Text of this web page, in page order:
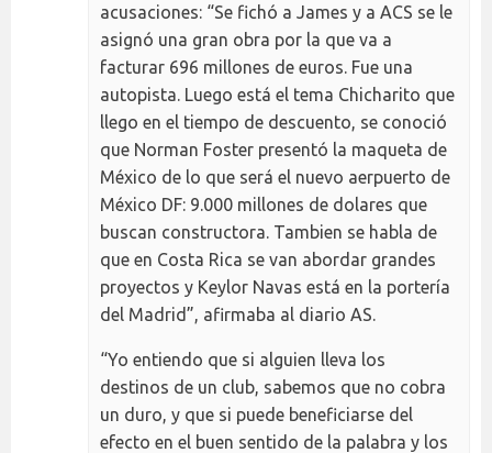
acusaciones: “Se fichó a James y a ACS se le
asignó una gran obra por la que va a
facturar 696 millones de euros. Fue una
autopista. Luego está el tema Chicharito que
llego en el tiempo de descuento, se conoció
que Norman Foster presentó la maqueta de
México de lo que será el nuevo aerpuerto de
México DF: 9.000 millones de dolares que
buscan constructora. Tambien se habla de
que en Costa Rica se van abordar grandes
proyectos y Keylor Navas está en la portería
del Madrid”, afirmaba al diario AS.
“Yo entiendo que si alguien lleva los
destinos de un club, sabemos que no cobra
un duro, y que si puede beneficiarse del
efecto en el buen sentido de la palabra y los